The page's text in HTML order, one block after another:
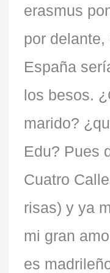
erasmus
por
España
los besos.
marido?
Edu? Pues
Cuatro
risas) y ya
mi gran
es